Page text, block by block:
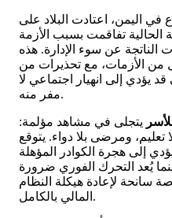
اليمن، اعتادت البلاد على
الحالية تفاقمت بسبب الأزمة
الناتجة عن سوء الإدارة. هذه
من الأزمات، مع تحذيرات من
يؤدي إلى انهيار اجتماعي لا
مفر منه.
يتجلى في مشاهد مؤلمة:
تعليم، ومرضى بلا دواء. يتوقع
إلى هجرة الكوادر المؤهلة
يُعد التحرك الفوري ضرورة
سانحة لإعادة هيكلة النظام
المالي بالكامل.